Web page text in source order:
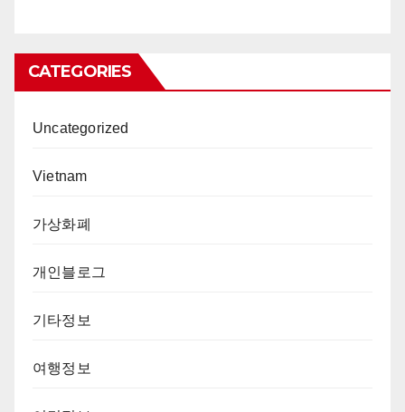
CATEGORIES
Uncategorized
Vietnam
가상화폐
개인블로그
기타정보
여행정보